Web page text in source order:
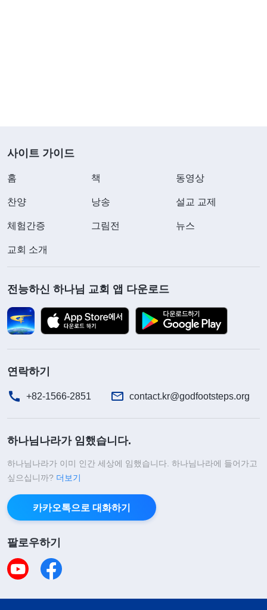
사이트 가이드
홈 책 동영상
찬양 낭송 설교 교제
체험간증 그림전 뉴스
교회 소개
전능하신 하나님 교회 앱 다운로드
연락하기
+82-1566-2851 contact.kr@godfootsteps.org
하나님나라가 임했습니다.
하나님나라가 이미 인간 세상에 임했습니다. 하나님나라에 들어가고
싶으십니까? 더보기
카카오톡으로 대화하기
팔로우하기